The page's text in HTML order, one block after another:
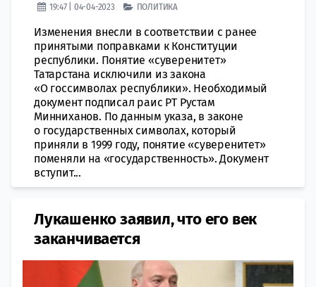
19:47 | 04-04-2023 ПОЛИТИКА
Изменения внесли в соответствии с ранее
принятыми поправками к Конституции
республики. Понятие «суверенитет»
Татарстана исключили из закона
«О госсимволах республики». Необходимый
документ подписал раис РТ Рустам
Минниханов. По данным указа, в законе
о государственных символах, который
приняли в 1999 году, понятие «суверенитет»
поменяли на «государственность». Документ
вступит...
Лукашенко заявил, что его век
заканчивается